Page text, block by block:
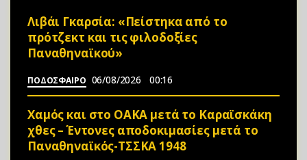
Λιβάι Γκαρσία: «Πείστηκα από το
πρότζεκτ και τις φιλοδοξίες
Παναθηναϊκού»
ΠΟΔΟΣΦΑΙΡΟ 06/08/2026 00:16
Χαμός και στο ΟΑΚΑ μετά το Καραϊσκάκη
χθες – Έντονες αποδοκιμασίες μετά το
Παναθηναϊκός-ΤΣΣΚΑ 1948